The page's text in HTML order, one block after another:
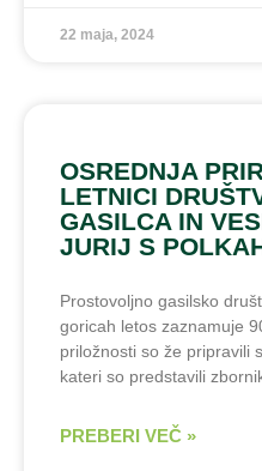
22 maja, 2024
OSREDNJA
LETNICI
GASILCA IN
JURIJ S
Prostovoljno gasilsko
goricah letos zaznamuje
priložnosti so že pripravili
kateri so predstavili
PREBERI VEČ »